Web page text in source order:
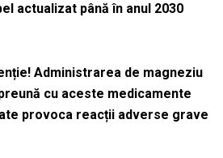
actualizat până în anul 2030
Administrarea de magneziu
cu aceste medicamente
provoca reacții adverse grave